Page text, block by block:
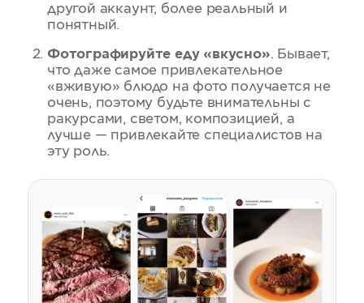
другой аккаунт, более реальный и
понятный.
Фотографируйте еду «вкусно». Бывает,
что даже самое привлекательное
«вживую» блюдо на фото получается не
очень, поэтому будьте внимательны с
ракурсами, светом, композицией, а
лучше — привлекайте специалистов на
эту роль.